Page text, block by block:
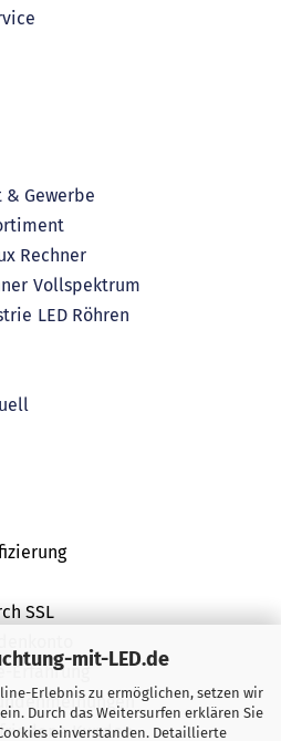
mit-LED.de
Erlebnis zu ermöglichen, setzen wir
Durch das Weitersurfen erklären Sie
einverstanden. Detaillierte
Gewerbe
Rechner
Vollspektrum
LED Röhren
SSL
Erfahrung
Kunden